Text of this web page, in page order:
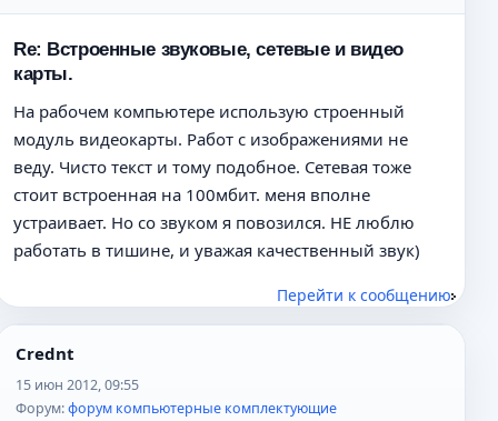
Re: Встроенные звуковые, сетевые и видео
карты.
На рабочем компьютере использую строенный
модуль видеокарты. Работ с изображениями не
веду. Чисто текст и тому подобное. Сетевая тоже
стоит встроенная на 100мбит. меня вполне
устраивает. Но со звуком я повозился. НЕ люблю
работать в тишине, и уважая качественный звук)
Перейти к сообщению
Crednt
15 июн 2012, 09:55
Форум:форум компьютерные комплектующие